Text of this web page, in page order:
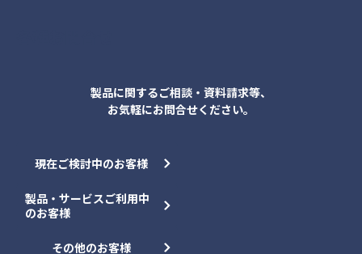
製品に関するご相談・資料請求等、
お気軽にお問合せください。
現在ご検討中のお客様
製品・サービスご利用中
のお客様
その他のお客様